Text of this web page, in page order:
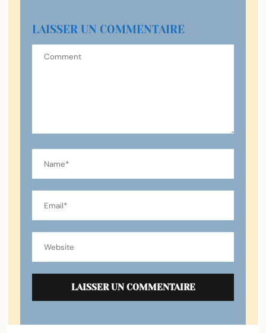
LAISSER UN COMMENTAIRE